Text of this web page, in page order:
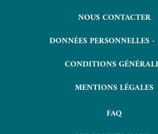
NOUS CONTACTER
DONNÉES PERSONNELLES
CONDITIONS
MENTIONS LÉGALES
FAQ